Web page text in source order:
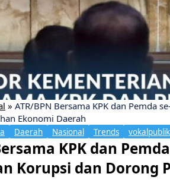
» ATR/BPN Bersama KPK dan Pemda
Ekonomi Daerah
Daerah Nasional Trends
KPK dan
Korupsi dan Dorong